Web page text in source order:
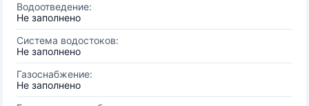
Водоотведение:
Не заполнено
Система водостоков:
Не заполнено
Газоснабжение:
Не заполнено